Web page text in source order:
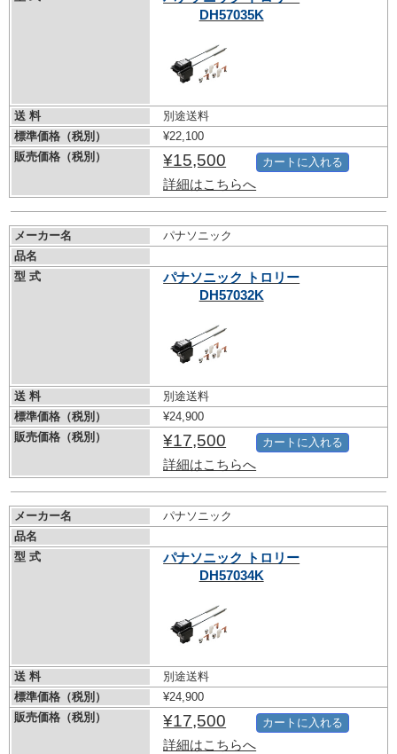
DH57035K
送 料
別途送料
標準価格（税別）
¥22,100
販売価格（税別）
¥15,500
詳細はこちらへ
カートに入れる
メーカー名
パナソニック
品名
型 式
パナソニック トロリー
DH57032K
送 料
別途送料
標準価格（税別）
¥24,900
販売価格（税別）
¥17,500
詳細はこちらへ
カートに入れる
メーカー名
パナソニック
品名
型 式
パナソニック トロリー
DH57034K
送 料
別途送料
標準価格（税別）
¥24,900
販売価格（税別）
¥17,500
詳細はこちらへ
カートに入れる